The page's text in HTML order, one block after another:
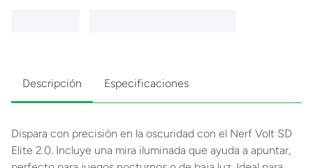
Descripción Especificaciones
Dispara con precisión en la oscuridad con el Nerf Volt SD
Elite 2.0. Incluye una mira iluminada que ayuda a apuntar,